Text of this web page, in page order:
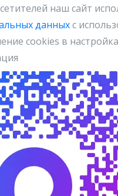
наш сайт
данныхс
cookies в